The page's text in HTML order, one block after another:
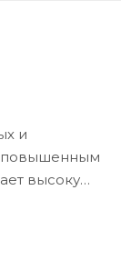
и
повышенным
высокую